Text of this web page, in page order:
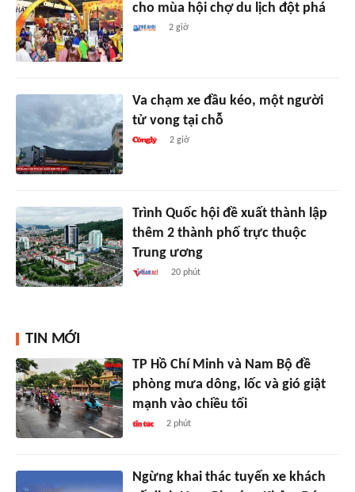
cho mùa hội chợ du lịch đột phá
2 giờ
Va chạm xe đầu kéo, một người
tử vong tại chỗ
2 giờ
Trình Quốc hội đề xuất thành lập
thêm 2 thành phố trực thuộc
Trung ương
20 phút
TIN MỚI
TP Hồ Chí Minh và Nam Bộ đề
phòng mưa dông, lốc và gió giật
mạnh vào chiều tối
2 phút
Ngừng khai thác tuyến xe khách